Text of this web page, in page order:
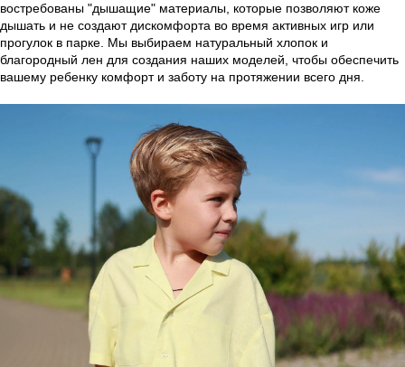
востребованы "дышащие" материалы, которые позволяют коже
дышать и не создают дискомфорта во время активных игр или
прогулок в парке. Мы выбираем натуральный хлопок и
благородный лен для создания наших моделей, чтобы обеспечить
вашему ребенку комфорт и заботу на протяжении всего дня.